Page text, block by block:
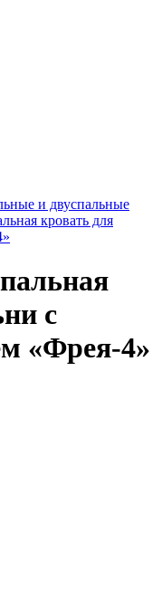
и двуспальные
кровать для
с
«Фрея-4»